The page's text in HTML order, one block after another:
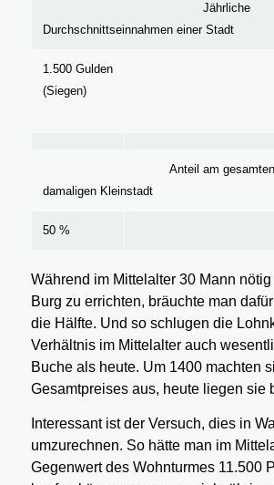
Jährliche
Durchschnittseinnahmen einer Stadt
1.500 Gulden
(Siegen)
Anteil am gesamten
damaligen Kleinstadt
50 %
Während im Mittelalter 30 Mann
Burg zu errichten, bräuchte man
die Hälfte. Und so schlugen die
Verhältnis im Mittelalter auch
Buche als heute. Um 1400 machten
Gesamtpreises aus, heute liegen sie
Interessant ist der Versuch, dies in
umzurechnen. So hätte man im
Gegenwert des Wohnturmes 11.500